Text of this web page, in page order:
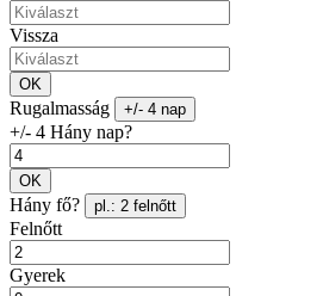
Vissza
OK
Rugalmasság +/- 4 nap
+/- 4 Hány nap?
OK
Hány fő? pl.: 2 felnőtt
Felnőtt
Gyerek